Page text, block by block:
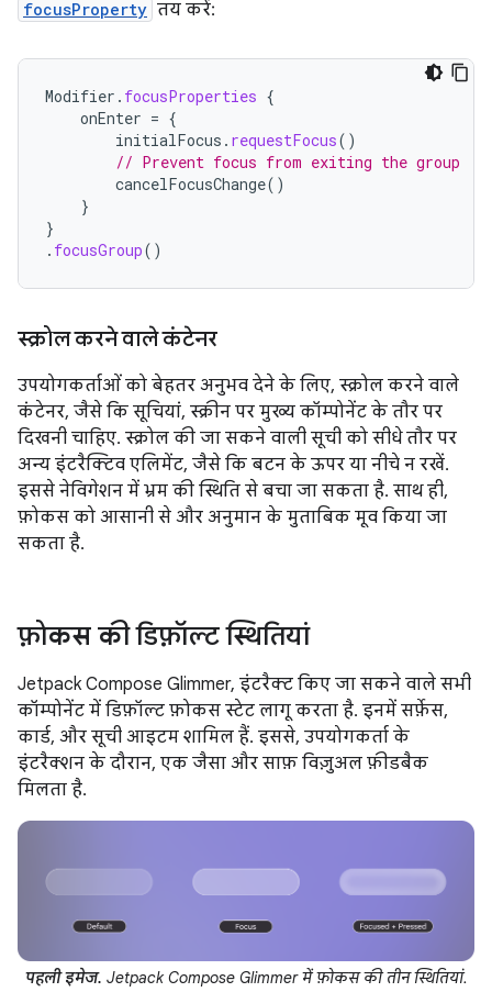
focusProperty तय करें:
Modifier . focusProperties {
onEnter = {
initialFocus . requestFocus()
// Prevent focus from exiting the group
cancelFocusChange()
}
}
. focusGroup()
स्क्रोल करने वाले कंटेनर
उपयोगकर्ताओं को बेहतर अनुभव देने के लिए, स्क्रोल करने वाले
कंटेनर, जैसे कि सूचियां, स्क्रीन पर मुख्य कॉम्पोनेंट के तौर पर
दिखनी चाहिए. स्क्रोल की जा सकने वाली सूची को सीधे तौर पर
अन्य इंटरैक्टिव एलिमेंट, जैसे कि बटन के ऊपर या नीचे न रखें.
इससे नेविगेशन में भ्रम की स्थिति से बचा जा सकता है. साथ ही,
फ़ोकस को आसानी से और अनुमान के मुताबिक मूव किया जा
सकता है.
फ़ोकस की डिफ़ॉल्ट स्थितियां
Jetpack Compose Glimmer, इंटरैक्ट किए जा सकने वाले सभी
कॉम्पोनेंट में डिफ़ॉल्ट फ़ोकस स्टेट लागू करता है. इनमें सर्फ़ेस,
कार्ड, और सूची आइटम शामिल हैं. इससे, उपयोगकर्ता के
इंटरैक्शन के दौरान, एक जैसा और साफ़ विज़ुअल फ़ीडबैक
मिलता है.
पहली इमेज. Jetpack Compose Glimmer में फ़ोकस की तीन स्थितियां.